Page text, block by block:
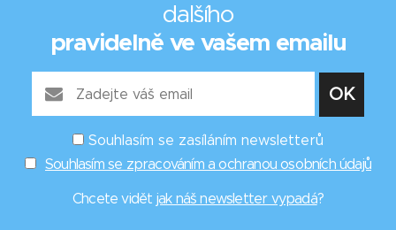
dalšího
pravidelně ve vašem emailu
Souhlasím se zasíláním newsletterů
Souhlasím se zpracováním a ochranou osobních údajů
Chcete vidět jak náš newsletter vypadá?